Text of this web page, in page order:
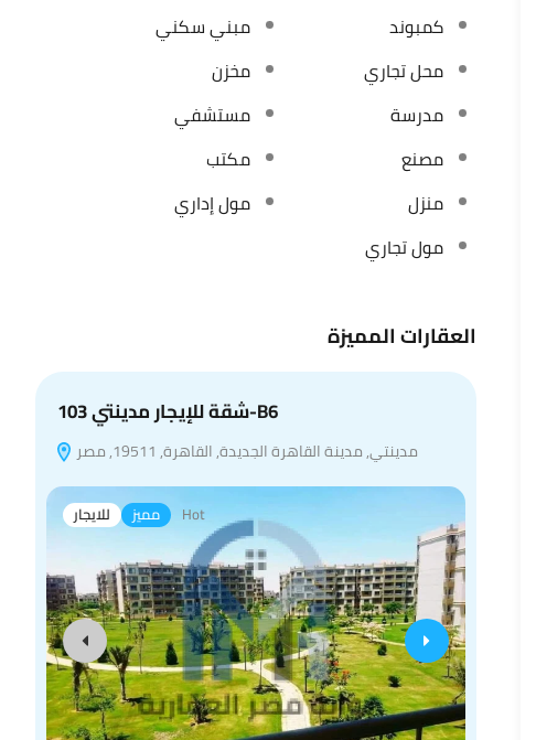
كمبوند
مبني سكني
محل تجاري
مخزن
مدرسة
مستشفي
مصنع
مكتب
منزل
مول إداري
مول تجاري
العقارات المميزة
شقة للإيجار مدينتي 103-B6
مدينتي, مدينة القاهرة الجديدة, القاهرة, 19511, مصر
للايجار مميز Hot